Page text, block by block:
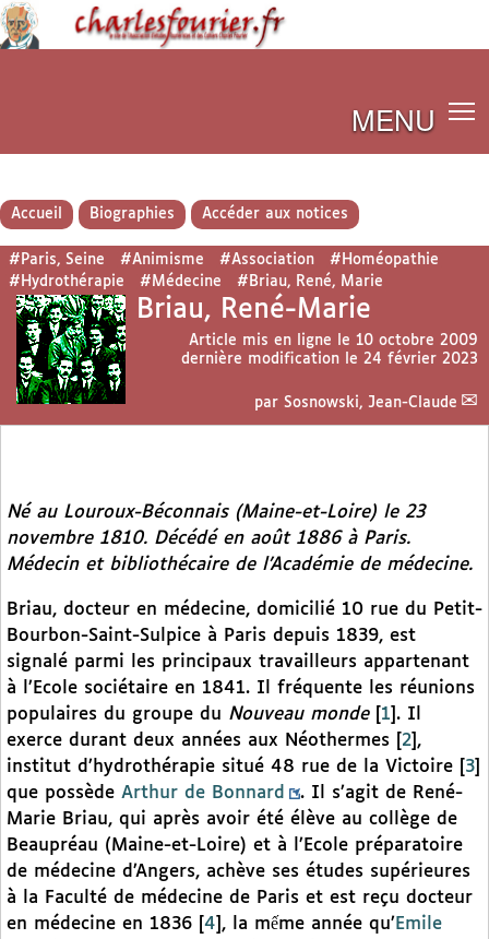
MENU
Accueil Biographies Accéder aux notices
#Paris, Seine #Animisme #Association
#Homéopathie
#Hydrothérapie
#Médecine #Briau, René, Marie
Briau, René-Marie
Article mis en ligne le 10 octobre 2009
dernière modification le 24 février 2023
par Sosnowski, Jean-Claude
Né au Louroux-Béconnais (Maine-et-Loire) le 23
novembre 1810. Décédé en août 1886 à Paris.
Médecin et bibliothécaire de l’Académie de médecine.
Briau, docteur en médecine, domicilié 10 rue du Petit-
Bourbon-Saint-Sulpice à Paris depuis 1839, est
signalé parmi les principaux travailleurs appartenant
à l’Ecole sociétaire en 1841. Il fréquente les réunions
populaires du groupe du Nouveau monde[ 1 . Il
exerce durant deux années aux Néothermes
2 ,
institut d’hydrothérapie situé 48 rue de la Victoire
3
que possède Arthur de Bonnard
. Il s’agit de René-
Marie Briau, qui après avoir été élève au collège de
Beaupréau (Maine-et-Loire) et à l’Ecole préparatoire
de médecine d’Angers, achève ses études supérieures
à la Faculté de médecine de Paris et est reçu docteur
en médecine en 1836
4 , la mếme année qu’ Emile